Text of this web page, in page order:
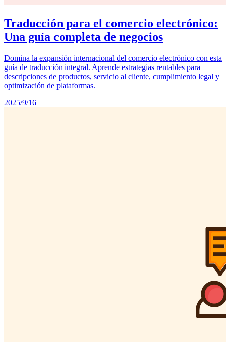
Traducción para el comercio electrónico:
Una guía completa de negocios
Domina la expansión internacional del comercio electrónico con esta
guía de traducción integral. Aprende estrategias rentables para
descripciones de productos, servicio al cliente, cumplimiento legal y
optimización de plataformas.
2025/9/16